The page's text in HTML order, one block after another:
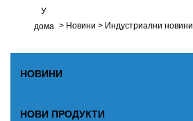
У
дома > Новини > Индустриални новини
НОВИНИ
НОВИ ПРОДУКТИ